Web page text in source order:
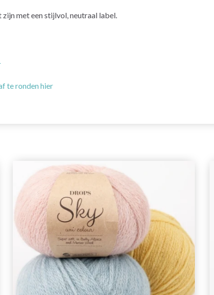
met een stijlvol, neutraal label.
te ronden hier